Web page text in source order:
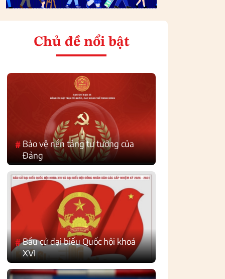
Chủ đề nổi bật
#Bảo vệ nền tảng tư tưởng của
Đảng
#Bầu cử đại biểu Quốc hội khoá
XVI